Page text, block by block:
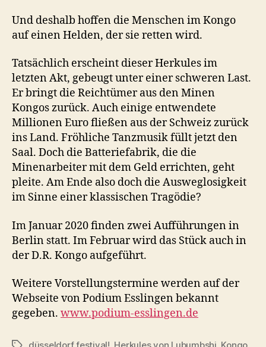
Und deshalb hoffen die Menschen im Kongo
auf einen Helden, der sie retten wird.
Tatsächlich erscheint dieser Herkules im
letzten Akt, gebeugt unter einer schweren Last.
Er bringt die Reichtümer aus den Minen
Kongos zurück. Auch einige entwendete
Millionen Euro fließen aus der Schweiz zurück
ins Land. Fröhliche Tanzmusik füllt jetzt den
Saal. Doch die Batteriefabrik, die die
Minenarbeiter mit dem Geld errichten, geht
pleite. Am Ende also doch die Ausweglosigkeit
im Sinne einer klassischen Tragödie?
Im Januar 2020 finden zwei Aufführungen in
Berlin statt. Im Februar wird das Stück auch in
der D.R. Kongo aufgeführt.
Weitere Vorstellungstermine werden auf der
Webseite von Podium Esslingen bekannt
gegeben. www.podium-esslingen.de